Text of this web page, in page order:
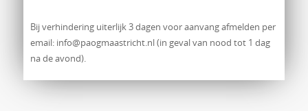
Bij verhindering uiterlijk 3 dagen voor aanvang afmelden per
email: info@paogmaastricht.nl (in geval van nood tot 1 dag
na de avond).